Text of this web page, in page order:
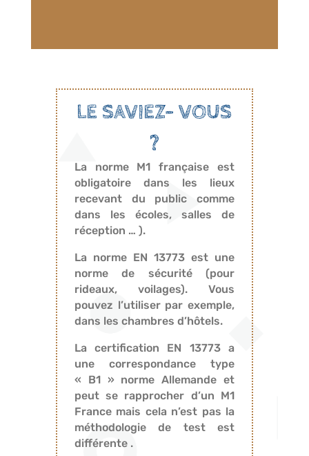
LE SAVIEZ- VOUS
?
La norme M1 française est
obligatoire dans les lieux
recevant du public comme
dans les écoles, salles de
réception … ).
La norme EN 13773 est une
norme de sécurité (pour
rideaux, voilages). Vous
pouvez l’utiliser par exemple,
dans les chambres d’hôtels.
La certification EN 13773 a
une correspondance type
« B1 » norme Allemande et
peut se rapprocher d’un M1
France mais cela n’est pas la
méthodologie de test est
différente .